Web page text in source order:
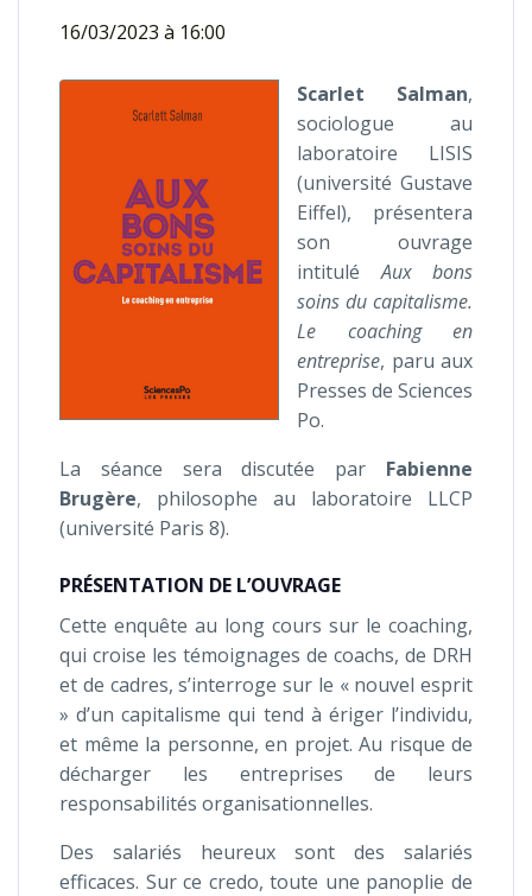
16/03/2023 à 16:00
Scarlet Salman,
sociologue au
laboratoire LISIS
(université Gustave
Eiffel), présentera
son ouvrage
intituléAux bons
soins du capitalisme.
Le coaching en
entreprise, paru aux
Presses de Sciences
Po.
La séance sera discutée par Fabienne
Brugère, philosophe au laboratoire LLCP
(université Paris 8).
PRÉSENTATION DE L’OUVRAGE
Cette enquête au long cours sur le coaching,
qui croise les témoignages de coachs, de DRH
et de cadres, s’interroge sur le « nouvel esprit
» d’un capitalisme qui tend à ériger l’individu,
et même la personne, en projet. Au risque de
décharger les entreprises de leurs
responsabilités organisationnelles.
Des salariés heureux sont des salariés
efficaces. Sur ce credo, toute une panoplie de